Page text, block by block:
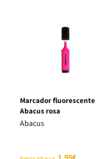
Marcador fluorescente
Abacus rosa
Abacus